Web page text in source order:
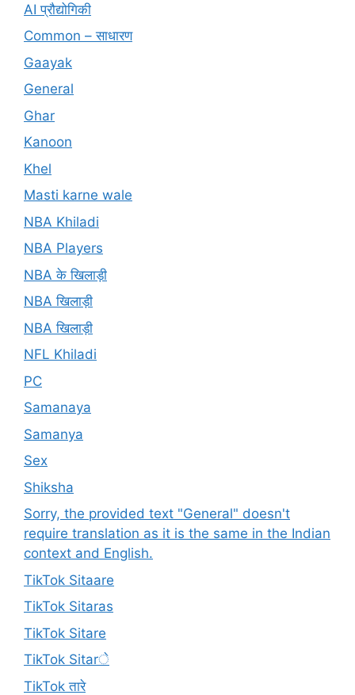
AI प्रौद्योगिकी
Common – साधारण
Gaayak
General
Ghar
Kanoon
Khel
Masti karne wale
NBA Khiladi
NBA Players
NBA के खिलाड़ी
NBA खिलाड़ी
NBA खिलाड़ी
NFL Khiladi
PC
Samanaya
Samanya
Sex
Shiksha
Sorry, the provided text "General" doesn't
require translation as it is the same in the Indian
context and English.
TikTok Sitaare
TikTok Sitaras
TikTok Sitare
TikTok Sitarे
TikTok तारे